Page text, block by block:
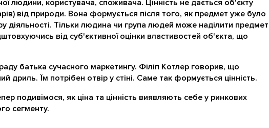
людини, користувача, споживача. Цінність не дається об'єкту
від природи. Вона формується після того, як предмет уже було
діяльності. Тільки людина чи група людей може наділити предмет
від суб'єктивної оцінки властивостей об'єкта, що
батька сучасного маркетингу. Філіп Котлер говорив, що
дриль. Їм потрібен отвір у стіні. Саме так формується цінність.
подивімося, як ціна та цінність виявляють себе у ринкових
сегменту.